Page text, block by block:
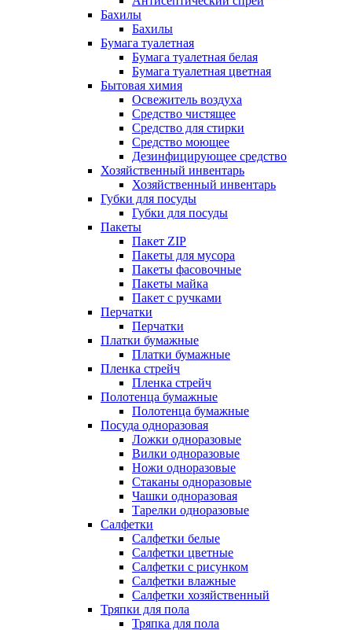
Бахилы
Бахилы
Бумага туалетная
Бумага туалетная белая
Бумага туалетная цветная
Бытовая химия
Освежитель воздуха
Средство чистящее
Средство для стирки
Средство моющее
Дезинфицирующее средство
Хозяйственный инвентарь
Хозяйственный инвентарь
Губки для посуды
Губки для посуды
Пакеты
Пакет ZIP
Пакеты для мусора
Пакеты фасовочные
Пакеты майка
Пакет с ручками
Перчатки
Перчатки
Платки бумажные
Платки бумажные
Пленка стрейч
Пленка стрейч
Полотенца бумажные
Полотенца бумажные
Посуда одноразовая
Ложки одноразовые
Вилки одноразовые
Ножи одноразовые
Стаканы одноразовые
Чашки одноразовая
Тарелки одноразовые
Салфетки
Салфетки белые
Салфетки цветные
Салфетки с рисунком
Салфетки влажные
Салфетки хозяйственный
Тряпки для пола
Тряпка для пола